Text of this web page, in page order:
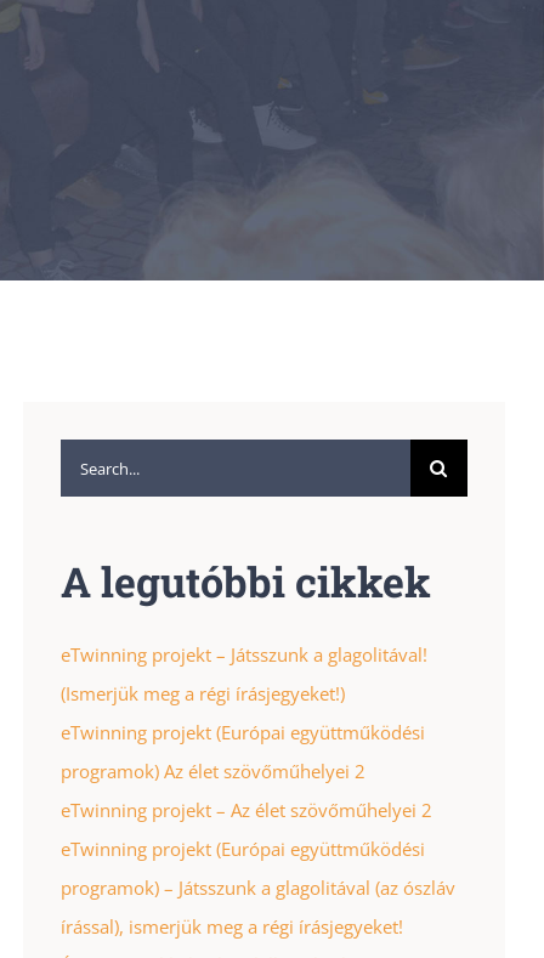
Search
for:
A legutóbbi cikkek
eTwinning projekt – Játsszunk a glagolitával!
(Ismerjük meg a régi írásjegyeket!)
eTwinning projekt (Európai együttműködési
programok) Az élet szövőműhelyei 2
eTwinning projekt – Az élet szövőműhelyei 2
eTwinning projekt (Európai együttműködési
programok) – Játsszunk a glagolitával (az ószláv
írással), ismerjük meg a régi írásjegyeket!